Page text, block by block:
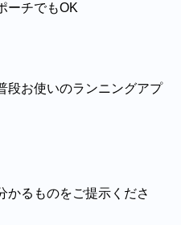
ーチでもOK
段お使いのランニングアプ
かるものをご提示くださ